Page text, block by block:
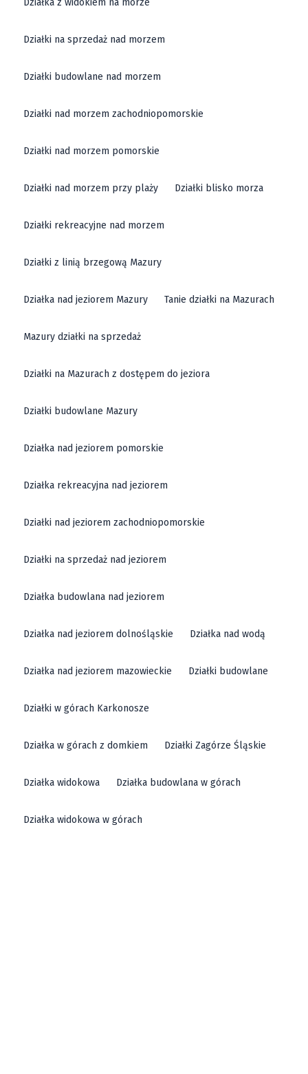
Działka z widokiem na morze
Działki na sprzedaż nad morzem
Działki budowlane nad morzem
Działki nad morzem zachodniopomorskie
Działki nad morzem pomorskie
Działki nad morzem przy plaży Działki blisko morza
Działki rekreacyjne nad morzem
Działki z linią brzegową Mazury
Działka nad jeziorem Mazury Tanie działki na Mazurach
Mazury działki na sprzedaż
Działki na Mazurach z dostępem do jeziora
Działki budowlane Mazury
Działka nad jeziorem pomorskie
Działka rekreacyjna nad jeziorem
Działki nad jeziorem zachodniopomorskie
Działki na sprzedaż nad jeziorem
Działka budowlana nad jeziorem
Działka nad jeziorem dolnośląskie Działka nad wodą
Działka nad jeziorem mazowieckie Działki budowlane
Działki w górach Karkonosze
Działka w górach z domkiem Działki Zagórze Śląskie
Działka widokowa Działka budowlana w górach
Działka widokowa w górach